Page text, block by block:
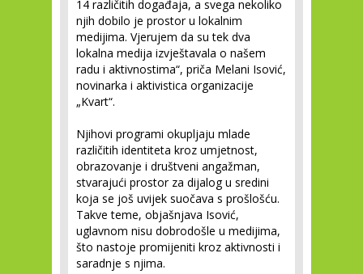
14 različitih događaja, a svega nekoliko
njih dobilo je prostor u lokalnim
medijima. Vjerujem da su tek dva
lokalna medija izvještavala o našem
radu i aktivnostima“, priča Melani Isović,
novinarka i aktivistica organizacije
„Kvart“.
Njihovi programi okupljaju mlade
različitih identiteta kroz umjetnost,
obrazovanje i društveni angažman,
stvarajući prostor za dijalog u sredini
koja se još uvijek suočava s prošlošću.
Takve teme, objašnjava Isović,
uglavnom nisu dobrodošle u medijima,
što nastoje promijeniti kroz aktivnosti i
saradnje s njima.